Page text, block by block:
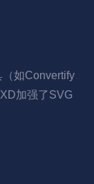
如Convertify
加强了SVG